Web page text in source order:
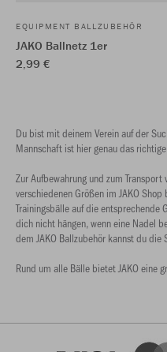
EQUIPMENT BALLZUBEHÖR
JAKO Ballnetz 1er
2,99 €
Du bist mit deinem Verein auf der
Mannschaft ist hier genau das
Zur Aufbewahrung und zum
verschiedenen Größen im JAKO
Trainingsbälle auf die entsprechende
dich nicht hängen, wenn eine Nadel
dem JAKO Ballzubehör kannst du die
Rund um alle Bälle bietet JAKO eine